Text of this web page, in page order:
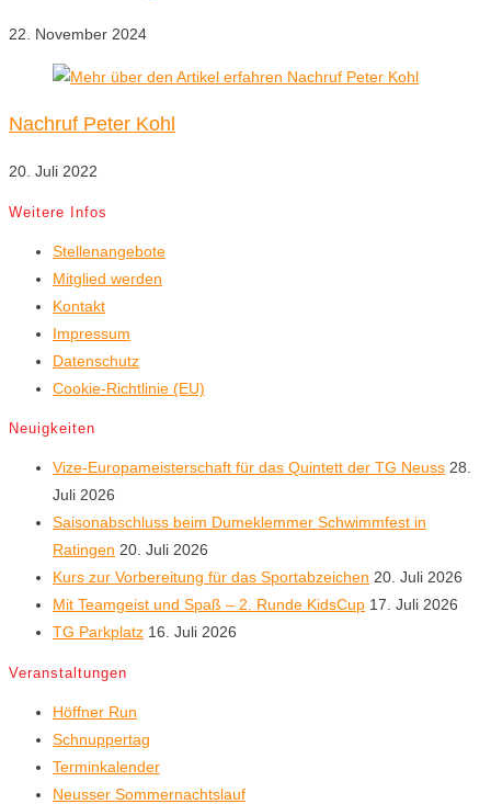
22. November 2024
Nachruf Peter Kohl
20. Juli 2022
Weitere Infos
Stellenangebote
Mitglied werden
Kontakt
Impressum
Datenschutz
Cookie-Richtlinie (EU)
Neuigkeiten
Vize-Europameisterschaft für das Quintett der TG Neuss 28.
Juli 2026
Saisonabschluss beim Dumeklemmer Schwimmfest in
Ratingen 20. Juli 2026
Kurs zur Vorbereitung für das Sportabzeichen 20. Juli 2026
Mit Teamgeist und Spaß – 2. Runde KidsCup 17. Juli 2026
TG Parkplatz 16. Juli 2026
Veranstaltungen
Höffner Run
Schnuppertag
Terminkalender
Neusser Sommernachtslauf